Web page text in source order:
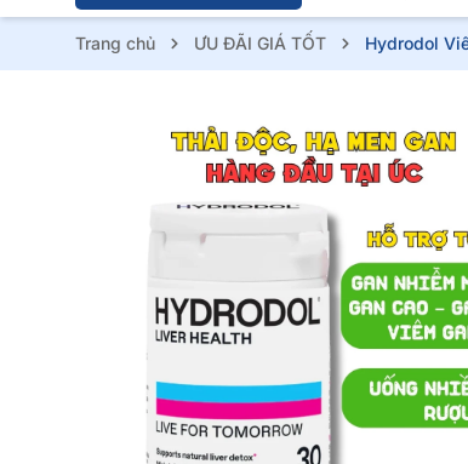
Trang chủ ƯU ĐÃI GIÁ TỐT Hydrodol